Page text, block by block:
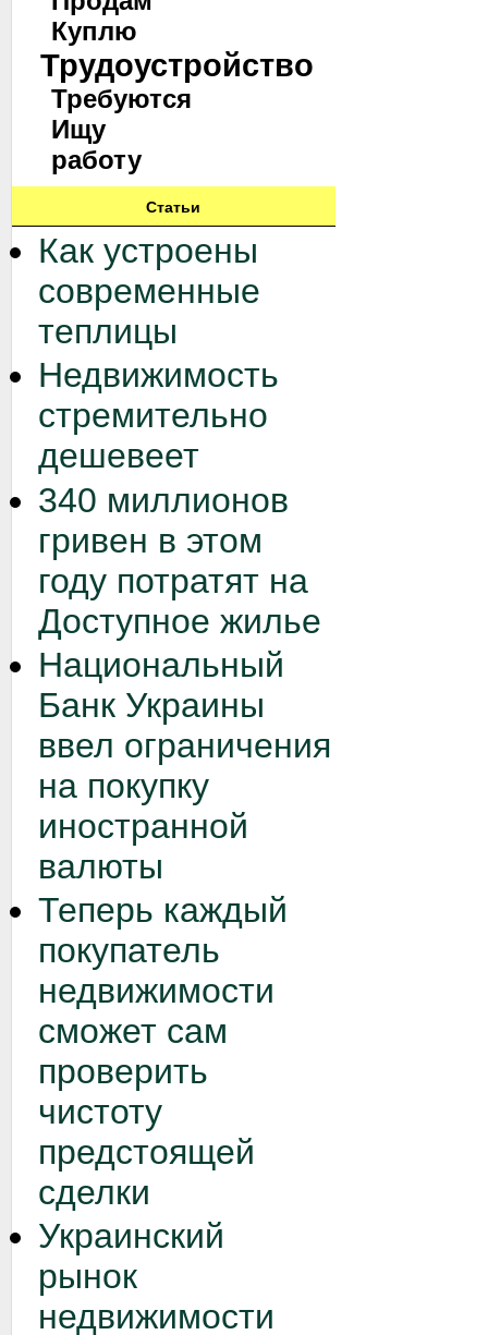
Куплю
Трудоустройство
Требуются
Ищу
работу
Статьи
Как устроены
современные
теплицы
Недвижимость
стремительно
дешевеет
340 миллионов
гривен в этом
году потратят на
Доступное жилье
Национальный
Банк Украины
ввел ограничения
на покупку
иностранной
валюты
Теперь каждый
покупатель
недвижимости
сможет сам
проверить
чистоту
предстоящей
сделки
Украинский
рынок
недвижимости